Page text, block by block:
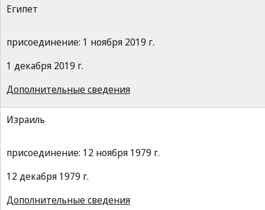
Египет
присоединение: 1 ноября 2019 г.
1 декабря 2019 г.
Дополнительные сведения
Израиль
присоединение: 12 ноября 1979 г.
12 декабря 1979 г.
Дополнительные сведения